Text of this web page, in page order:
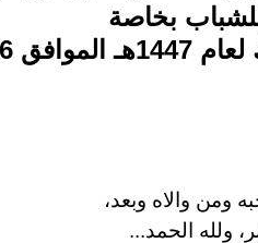
بخاصة
2026م
ومن والاه وبعد،
ولله الحمد...